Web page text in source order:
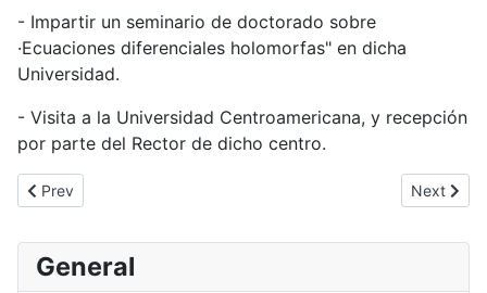
General
- Impartir un seminario de doctorado sobre
·Ecuaciones diferenciales holomorfas" en dicha
Universidad.
- Visita a la Universidad Centroamericana, y recepción
por parte del Rector de dicho centro.
Previous article: Viaje de Jorge Mozo a Pakistán
Prev Next
Next